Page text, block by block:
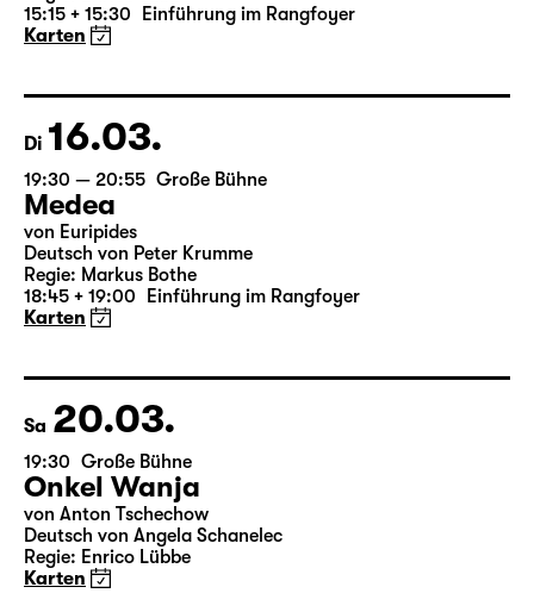
mit Kinderbetreuung (Anmeldung erforderlich)
Woyzeck
15:15 + 15:30 Einführung im Rangfoyer
Karten
Di 16.03.
19:30 — 20:55 Große Bühne
Medea
von Euripides
18:45 + 19:00 Einführung im Rangfoyer
Karten
Sa 20.03.
19:30 Große Bühne
Onkel Wanja